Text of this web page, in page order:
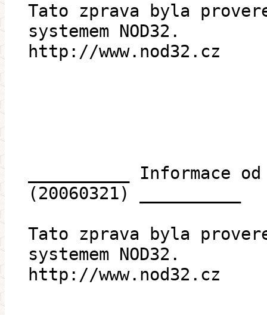
Tato zprava byla
systemem NOD32.
http://www.nod32.cz
__________ Informace
(20060321) __________
Tato zprava byla
systemem NOD32.
http://www.nod32.cz